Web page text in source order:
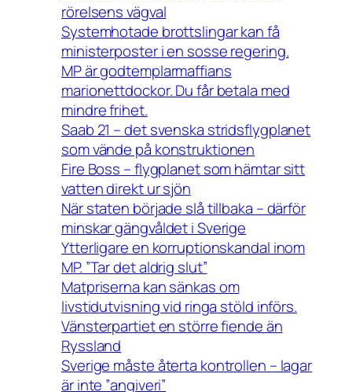
rörelsens vägval
Systemhotade brottslingar kan få
ministerposter i en sosse regering.
MP är godtemplarmaffians
marionettdockor. Du får betala med
mindre frihet.
Saab 21 – det svenska stridsflygplanet
som vände på konstruktionen
Fire Boss – flygplanet som hämtar sitt
vatten direkt ur sjön
När staten började slå tillbaka – därför
minskar gängvåldet i Sverige
Ytterligare en korruptionskandal inom
MP. ”Tar det aldrig slut”
Matpriserna kan sänkas om
livstidutvisning vid ringa stöld införs.
Vänsterpartiet en större fiende än
Ryssland
Sverige måste återta kontrollen – lagar
är inte ”angiveri”